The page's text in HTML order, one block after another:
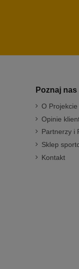
Poznaj nas
O
Opinie
Partnerzy i
Sklep
Kontakt